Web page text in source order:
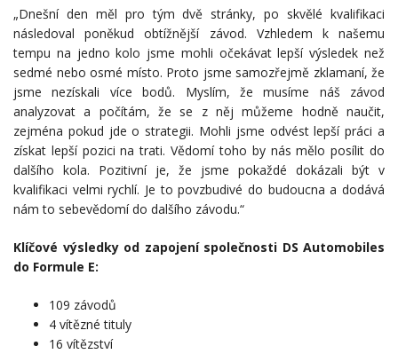
„Dnešní den měl pro tým dvě stránky, po skvělé kvalifikaci
následoval poněkud obtížnější závod. Vzhledem k našemu
tempu na jedno kolo jsme mohli očekávat lepší výsledek než
sedmé nebo osmé místo. Proto jsme samozřejmě zklamaní, že
jsme nezískali více bodů. Myslím, že musíme náš závod
analyzovat a počítám, že se z něj můžeme hodně naučit,
zejména pokud jde o strategii. Mohli jsme odvést lepší práci a
získat lepší pozici na trati. Vědomí toho by nás mělo posílit do
dalšího kola. Pozitivní je, že jsme pokaždé dokázali být v
kvalifikaci velmi rychlí. Je to povzbudivé do budoucna a dodává
nám to sebevědomí do dalšího závodu.“
Klíčové výsledky od zapojení společnosti DS Automobiles
do Formule E:
109 závodů
4 vítězné tituly
16 vítězství